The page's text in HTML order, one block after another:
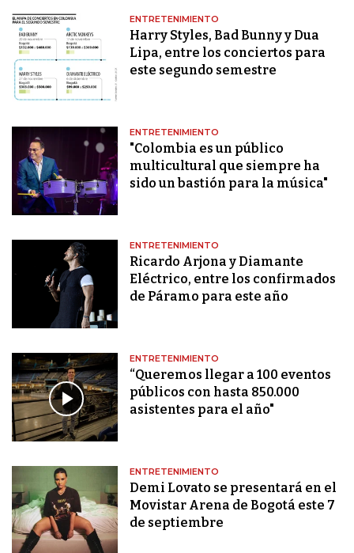
ENTRETENIMIENTO
Harry Styles, Bad Bunny y Dua
Lipa, entre los conciertos para
este segundo semestre
ENTRETENIMIENTO
"Colombia es un público
multicultural que siempre ha
sido un bastión para la música"
ENTRETENIMIENTO
Ricardo Arjona y Diamante
Eléctrico, entre los confirmados
de Páramo para este año
ENTRETENIMIENTO
“Queremos llegar a 100 eventos
públicos con hasta 850.000
asistentes para el año"
ENTRETENIMIENTO
Demi Lovato se presentará en el
Movistar Arena de Bogotá este 7
de septiembre